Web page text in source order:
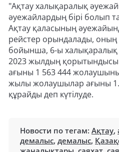
"Ақтау халықаралық
әуежайлардың бірі болып
Ақтау қаласының
рейстер орындалады, оның
бойынша, 6-ы
2023 жылдың
ағыны 1 563 444
жылы жолаушылар ағыны
құрайды деп күтілуде.
Новости по тегам: Ақтау,
демалыс, демалыс,